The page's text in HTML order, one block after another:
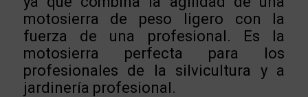
motosierra de peso ligero con la
fuerza de una profesional. Es la
motosierra perfecta para los
profesionales de la silvicultura y a
jardinería profesional.